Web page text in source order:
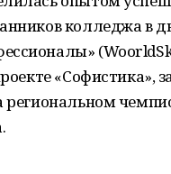
колледжа в
«Софистика»,
региональном